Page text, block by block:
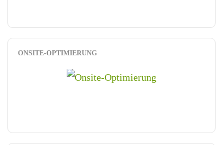
ONSITE-OPTIMIERUNG